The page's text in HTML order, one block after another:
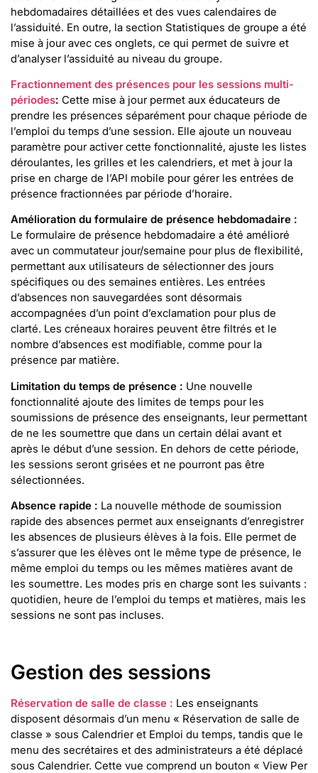
hebdomadaires détaillées et des vues calendaires de
l’assiduité. En outre, la section Statistiques de groupe a été
mise à jour avec ces onglets, ce qui permet de suivre et
d’analyser l’assiduité au niveau du groupe.
Fractionnement des présences pour les sessions multi-
périodes: Cette mise à jour permet aux éducateurs de
prendre les présences séparément pour chaque période de
l’emploi du temps d’une session. Elle ajoute un nouveau
paramètre pour activer cette fonctionnalité, ajuste les listes
déroulantes, les grilles et les calendriers, et met à jour la
prise en charge de l’API mobile pour gérer les entrées de
présence fractionnées par période d’horaire.
Amélioration du formulaire de présence hebdomadaire :
Le formulaire de présence hebdomadaire a été amélioré
avec un commutateur jour/semaine pour plus de flexibilité,
permettant aux utilisateurs de sélectionner des jours
spécifiques ou des semaines entières. Les entrées
d’absences non sauvegardées sont désormais
accompagnées d’un point d’exclamation pour plus de
clarté. Les créneaux horaires peuvent être filtrés et le
nombre d’absences est modifiable, comme pour la
présence par matière.
Limitation du temps de présence : Une nouvelle
fonctionnalité ajoute des limites de temps pour les
soumissions de présence des enseignants, leur permettant
de ne les soumettre que dans un certain délai avant et
après le début d’une session. En dehors de cette période,
les sessions seront grisées et ne pourront pas être
sélectionnées.
Absence rapide : La nouvelle méthode de soumission
rapide des absences permet aux enseignants d’enregistrer
les absences de plusieurs élèves à la fois. Elle permet de
s’assurer que les élèves ont le même type de présence, le
même emploi du temps ou les mêmes matières avant de
les soumettre. Les modes pris en charge sont les suivants :
quotidien, heure de l’emploi du temps et matières, mais les
sessions ne sont pas incluses.
Gestion des sessions
Réservation de salle de classe : Les enseignants
disposent désormais d’un menu « Réservation de salle de
classe » sous Calendrier et Emploi du temps, tandis que le
menu des secrétaires et des administrateurs a été déplacé
sous Calendrier. Cette vue comprend un bouton « View Per